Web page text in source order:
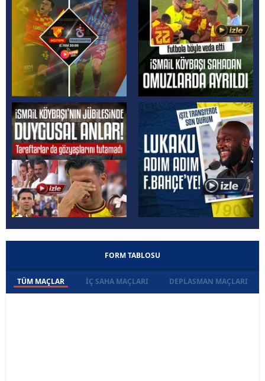
FORM TABLOSU
TÜM MAÇLAR İÇ SAHA MAÇLARI DEPLASMAN MAÇLARI